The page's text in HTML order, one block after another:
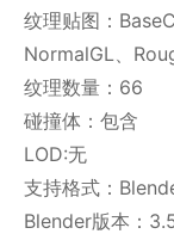
纹理贴图：
NormalGL、
纹理数量：66
碰撞体：包含
LOD:无
支持格式：
Blender版本：